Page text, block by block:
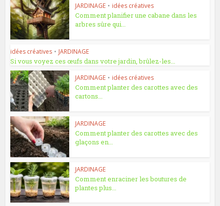
JARDINAGE • idées créatives
Comment planifier une cabane dans les
arbres sûre qui...
idées créatives • JARDINAGE
Si vous voyez ces œufs dans votre jardin, brûlez-les...
JARDINAGE • idées créatives
Comment planter des carottes avec des
cartons...
JARDINAGE
Comment planter des carottes avec des
glaçons en...
JARDINAGE
Comment enraciner les boutures de
plantes plus...